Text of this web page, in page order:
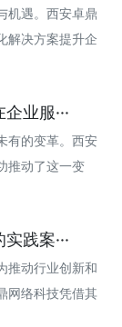
机遇。西安卓鼎
解决方案提升企
业服···
有的变革。西安
推动了这一变
践案···
推动行业创新和
网络科技凭借其